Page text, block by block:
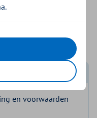
en voorwaarden